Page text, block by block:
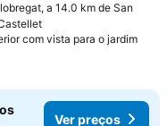
a 14.0 km de San
com vista para o jardim
Ver preços